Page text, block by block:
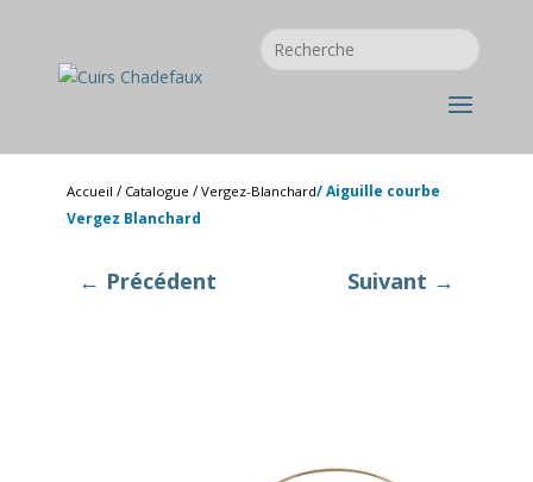
Accueil / Catalogue /Vergez-Blanchard/ Aiguille courbe
Vergez Blanchard
← Précédent Suivant →